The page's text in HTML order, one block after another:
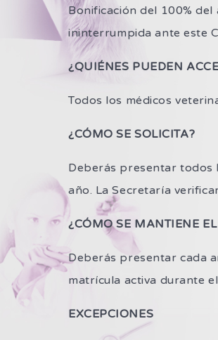
Bonificación del 100%
ininterrumpida ante este
¿QUIÉNES PUEDEN
Todos los médicos
¿CÓMO SE SOLICITA?
Deberás presentar todos
año. La Secretaría
¿CÓMO SE MANTIENE
Deberás presentar cada
matrícula activa durante
EXCEPCIONES